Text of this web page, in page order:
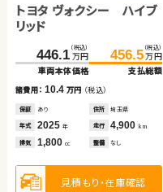
トヨタ ヴォクシー ハイブ
リッド
446.1 （税込）
万円
車両本体価格
456.5 （税込）
万円
支払総額
諸費用：10.4 万円 （税込）
保証 あり 住所 埼玉県
年式 2025 年 走行 4,900 km
排気 1,800 cc 整備 なし
見積もり・在庫確認
日産 セレナ
281.6 （税込）
万円
車両本体価格
294.8 （税込）
万円
支払総額
諸費用：13.2 万円 （税込）
保証 あり 住所 東京都
年式 2021 年 走行 29,700km
排気 1,200 cc 整備 なし
見積もり・在庫確認
スズキ アルト ＨＢ
49.0 （税込）
万円
車両本体価格
55.9 （税込）
万円
支払総額
諸費用：6.9万円（税込）
保証 あり 住所 京都府
年式 2016 年 走行 15,000km
排気 660cc 整備 法定整備付
見積もり・在庫確認